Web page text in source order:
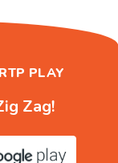
PLAY
Zag!